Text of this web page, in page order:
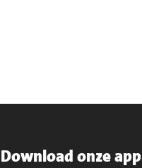
Download onze app